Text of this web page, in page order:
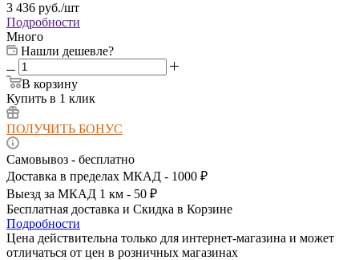
3 436 руб./шт
Подробности
Много
Нашли дешевле?
В корзину
Купить в 1 клик
ПОЛУЧИТЬ БОНУС
Самовывоз - бесплатно
Доставка в пределах МКАД - 1000 ₽
Выезд за МКАД 1 км - 50 ₽
Бесплатная доставка и Скидка в Корзине
Подробности
Цена действительна только для интернет-магазина и может
отличаться от цен в розничных магазинах